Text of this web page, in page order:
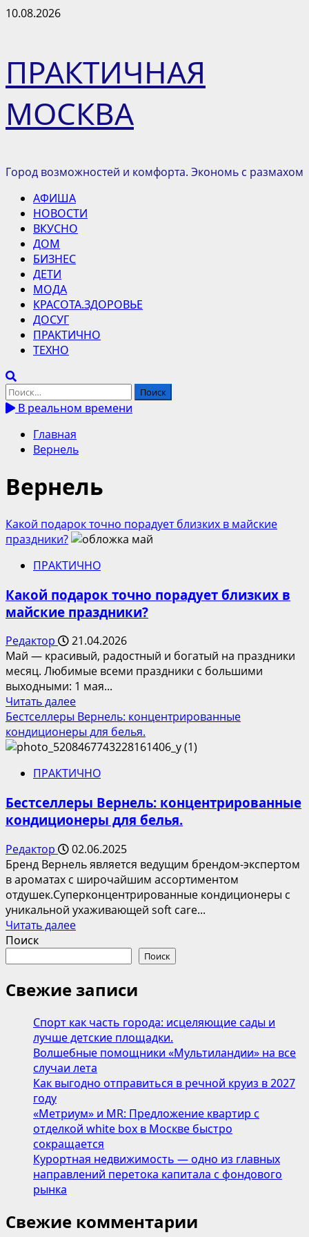
Перейти
10.08.2026
ПРАКТИЧНАЯ
МОСКВА
Город возможностей и комфорта. Экономь с размахом
Основное
меню
АФИША
НОВОСТИ
ВКУСНО
ДОМ
БИЗНЕС
ДЕТИ
МОДА
КРАСОТА.ЗДОРОВЬЕ
ДОСУГ
ПРАКТИЧНО
ТЕХНО
Найти:
В реальном времени
Главная
Вернель
Вернель
Какой подарок точно порадует близких в майские
праздники?
ПРАКТИЧНО
Какой подарок точно порадует близких в
майские праздники?
Редактор
21.04.2026
Май — красивый, радостный и богатый на праздники
месяц. Любимые всеми праздники с большими
выходными: 1 мая...
Читать далееПрочитать
больше
о
Какой
точно
близких
в
праздники?
Бестселлеры Вернель: концентрированные
кондиционеры для белья.
ПРАКТИЧНО
Бестселлеры Вернель: концентрированные
кондиционеры для белья.
Редактор
02.06.2025
Бренд Вернель является ведущим брендом-экспертом
в ароматах с широчайшим ассортиментом
отдушек.Cуперконцентрированные кондиционеры с
уникальной ухаживающей soft care...
Читать далееПрочитать
Вернель:
концентрированные
для
белья.
Поиск
Поиск
Свежие записи
Спорт как часть города: исцеляющие сады и
лучше детские площадки.
Волшебные помощники «Мультиландии» на все
случаи лета
Как выгодно отправиться в речной круиз в 2027
году
«Метриум» и MR: Предложение квартир с
отделкой white box в Москве быстро
сокращается
Курортная недвижимость — одно из главных
направлений перетока капитала с фондового
рынка
Свежие комментарии